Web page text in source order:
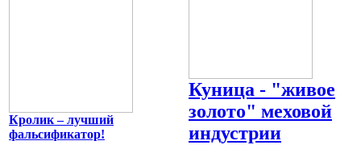
Кролик – лучший
фальсификатор!
Куница - "живое
золото" меховой
индустрии